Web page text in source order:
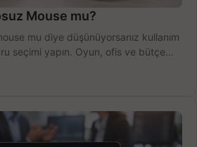
Mouse mu?
mu diye düşünüyorsanız kullanım
seçimi yapın. Oyun, ofis ve bütçe